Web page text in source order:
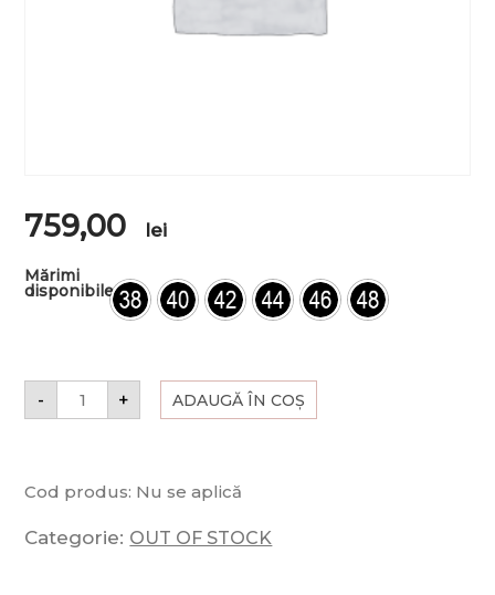
759,00 lei
Mărimi
disponibile
- + ADAUGĂ ÎN COȘ
Cod produs: Nu se aplică
Categorie: OUT OF STOCK